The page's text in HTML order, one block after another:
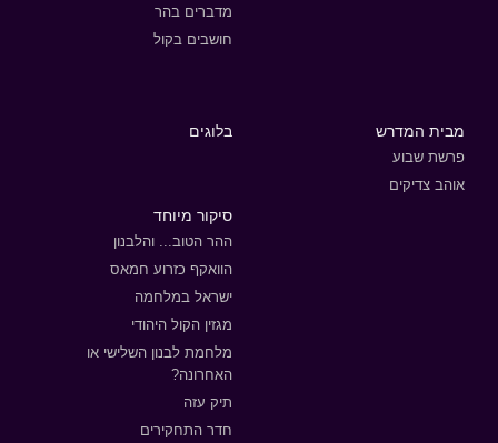
מדברים בהר
חושבים בקול
מבית המדרש
פרשת שבוע
אוהב צדיקים
בלוגים
סיקור מיוחד
ההר הטוב... והלבנון
הוואקף כזרוע חמאס
ישראל במלחמה
מגזין הקול היהודי
מלחמת לבנון השלישי או
האחרונה?
תיק עזה
חדר התחקירים